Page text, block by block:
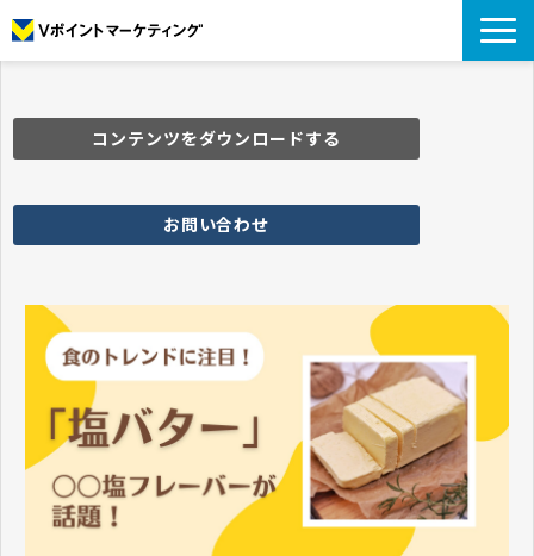
データについて
アナリティクス
コラム
お役立ち資料
コンテンツをダウンロードする
お問い合わせ